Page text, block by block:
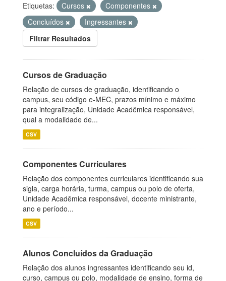
Etiquetas:
Cursos
Componentes
Concluídos
Ingressantes
Filtrar Resultados
Cursos de Graduação
Relação de cursos de graduação, identificando o
campus, seu código e-MEC, prazos mínimo e máximo
para integralização, Unidade Acadêmica responsável,
qual a modalidade de...
CSV
Componentes Curriculares
Relação dos componentes curriculares identificando sua
sigla, carga horária, turma, campus ou polo de oferta,
Unidade Acadêmica responsável, docente ministrante,
ano e período...
CSV
Alunos Concluídos da Graduação
Relação dos alunos ingressantes identificando seu id,
curso, campus ou polo, modalidade de ensino, forma de